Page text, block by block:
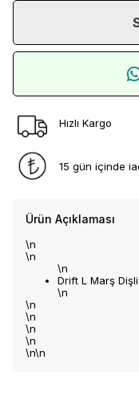
Hızlı Kargo
15 gün içinde
Ürün Açıklaması
\n
\n
\n
Drift L Marş
\n
\n
\n
\n
\n
\n\n